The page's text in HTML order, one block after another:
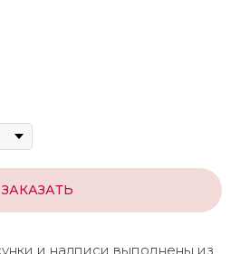
ЗАКАЗАТЬ
и надписи выполнены из